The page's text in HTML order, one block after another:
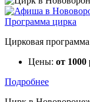
Программа цирка
Цирковая
Цены: от 1000
Подробнее